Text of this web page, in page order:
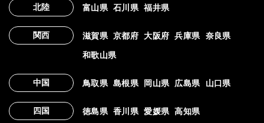
北陸 富山県 石川県 福井県
関西 滋賀県 京都府 大阪府 兵庫県 奈良県
和歌山県
中国 鳥取県 島根県 岡山県 広島県 山口県
四国 徳島県 香川県 愛媛県 高知県